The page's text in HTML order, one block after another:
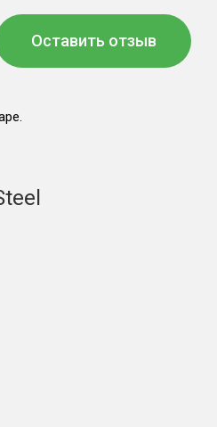
Оставить отзыв